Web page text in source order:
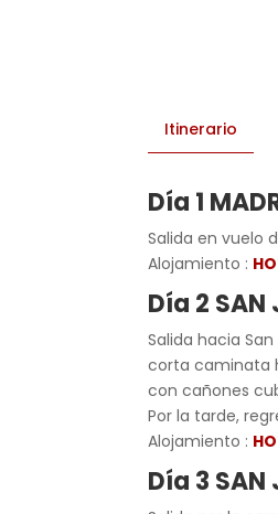
Itinerario
Día 1
Salida en vuelo
Alojamiento :
Día 2 SAN
Salida hacia
corta caminata
con cañones
Por la tarde,
Alojamiento :
Día 3 SAN